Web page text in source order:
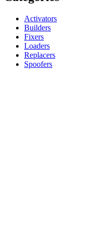
Activators
Builders
Fixers
Loaders
Replacers
Spoofers